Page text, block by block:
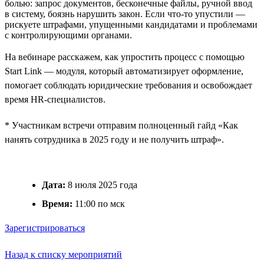
болью: запрос документов, бесконечные файлы, ручной ввод
в систему, боязнь нарушить закон. Если что-то упустили —
рискуете штрафами, упущенными кандидатами и проблемами
с контролирующими органами.
На вебинаре расскажем, как упростить процесс с помощью
Start Link — модуля, который автоматизирует оформление,
помогает соблюдать юридические требования и освобождает
время HR-специалистов.
* Участникам встречи отправим полноценный гайд «Как
нанять сотрудника в 2025 году и не получить штраф».
Дата: 8 июля 2025 года
Время: 11:00 по мск
Зарегистрироваться
Назад к списку мероприятий